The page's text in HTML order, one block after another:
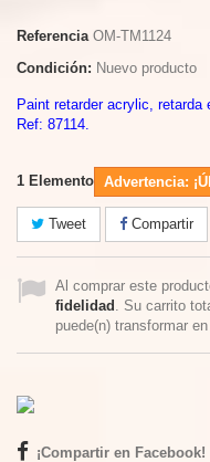
Referencia OM-TM1124
Condición: Nuevo producto
Paint retarder acrylic,
Ref: 87114.
1 Elemento Advertencia:
Tweet Compartir
Al comprar este
fidelidad . Su carrito
puede(n) transformar
¡Compartir en Facebook!